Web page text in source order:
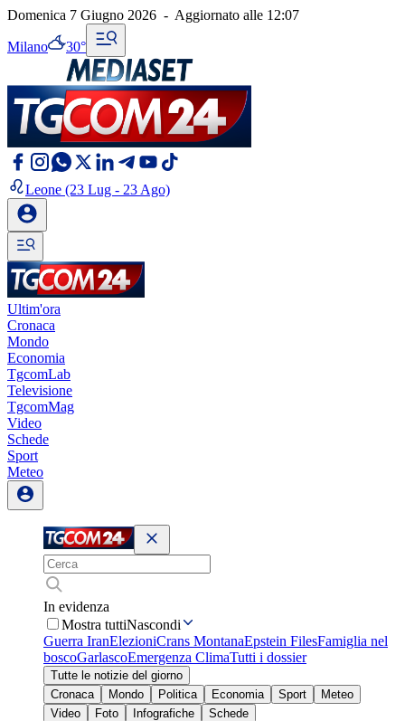
Domenica 7 Giugno 2026 - Aggiornato alle 12:07
Milano 30°
Leone (23 Lug - 23 Ago)
Ultim'ora
Cronaca
Mondo
Economia
TgcomLab
Televisione
TgcomMag
Video
Schede
Sport
Meteo
In evidenza
Mostra tuttiNascondi
Guerra IranElezioniCrans MontanaEpstein FilesFamiglia nel
boscoGarlascoEmergenza ClimaTutti i dossier
Tutte le notizie del giorno
Cronaca
Mondo Politica Economia Sport
Meteo
Video
Foto Infografiche
Schede